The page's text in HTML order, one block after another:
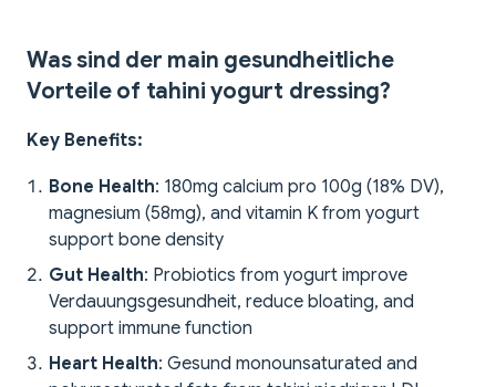
Was sind der main gesundheitliche
Vorteile of tahini yogurt dressing?
Key Benefits:
Bone Health: 180mg calcium pro 100g (18% DV),
magnesium (58mg), and vitamin K from yogurt
support bone density
Gut Health: Probiotics from yogurt improve
Verdauungsgesundheit, reduce bloating, and
support immune function
Heart Health: Gesund monounsaturated and